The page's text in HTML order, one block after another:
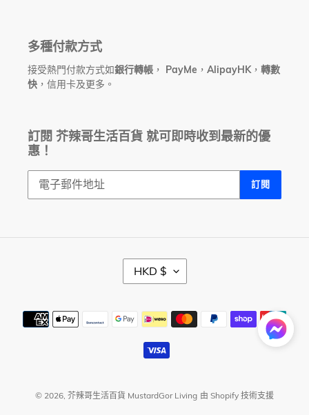
多種付款方式
接受熱門付款方式如銀行轉帳 ， PayMe ， AlipayHK ， 轉數
快 ，信用卡及更多。
訂閱 芥辣哥生活百貨 就可即時收到最新的優
惠！
訂閱
幣
別
HKD $
付
款
方
式
© 2026, 芥辣哥生活百貨 MustardGor Living 由 Shopify 技術支援